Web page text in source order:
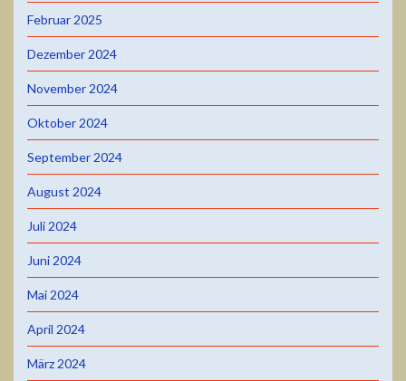
Februar 2025
Dezember 2024
November 2024
Oktober 2024
September 2024
August 2024
Juli 2024
Juni 2024
Mai 2024
April 2024
März 2024